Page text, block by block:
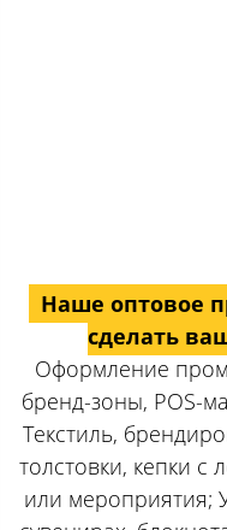
Наше оптовое
сделать
Оформление
бренд-зоны, POS-
Текстиль,
толстовки, кепки
или мероприятия;